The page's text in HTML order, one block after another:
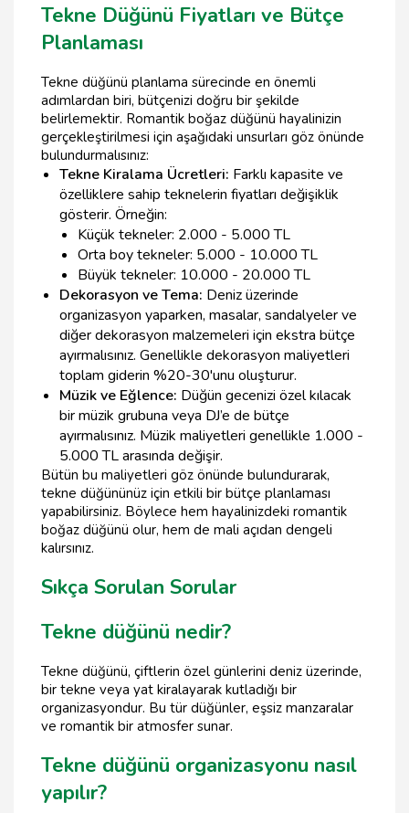
Tekne Düğünü Fiyatları ve Bütçe
Planlaması
Tekne düğünü planlama sürecinde en önemli
adımlardan biri, bütçenizi doğru bir şekilde
belirlemektir. Romantik boğaz düğünü hayalinizin
gerçekleştirilmesi için aşağıdaki unsurları göz önünde
bulundurmalısınız:
Tekne Kiralama Ücretleri: Farklı kapasite ve
özelliklere sahip teknelerin fiyatları değişiklik
gösterir. Örneğin:
Küçük tekneler: 2.000 - 5.000 TL
Orta boy tekneler: 5.000 - 10.000 TL
Büyük tekneler: 10.000 - 20.000 TL
Dekorasyon ve Tema: Deniz üzerinde
organizasyon yaparken, masalar, sandalyeler ve
diğer dekorasyon malzemeleri için ekstra bütçe
ayırmalısınız. Genellikle dekorasyon maliyetleri
toplam giderin %20-30'unu oluşturur.
Müzik ve Eğlence: Düğün gecenizi özel kılacak
bir müzik grubuna veya DJ’e de bütçe
ayırmalısınız. Müzik maliyetleri genellikle 1.000 -
5.000 TL arasında değişir.
Bütün bu maliyetleri göz önünde bulundurarak,
tekne düğününüz için etkili bir bütçe planlaması
yapabilirsiniz. Böylece hem hayalinizdeki romantik
boğaz düğünü olur, hem de mali açıdan dengeli
kalırsınız.
Sıkça Sorulan Sorular
Tekne düğünü nedir?
Tekne düğünü, çiftlerin özel günlerini deniz üzerinde,
bir tekne veya yat kiralayarak kutladığı bir
organizasyondur. Bu tür düğünler, eşsiz manzaralar
ve romantik bir atmosfer sunar.
Tekne düğünü organizasyonu nasıl
yapılır?